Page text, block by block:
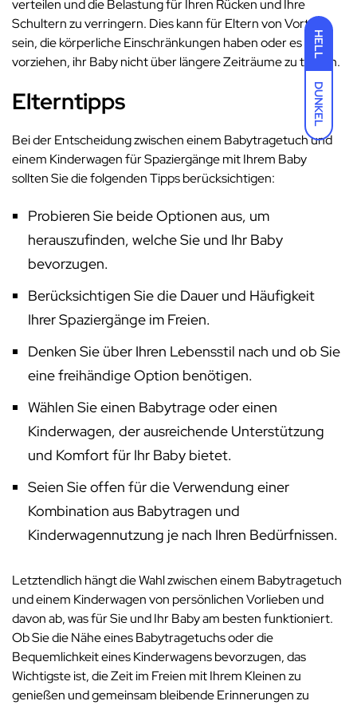
HELL
DUNKEL
verteilen und die Belastung für Ihren Rücken und Ihre
Schultern zu verringern. Dies kann für Eltern von Vorteil
sein, die körperliche Einschränkungen haben oder es
vorziehen, ihr Baby nicht über längere Zeiträume zu tragen.
Elterntipps
Bei der Entscheidung zwischen einem Babytragetuch und
einem Kinderwagen für Spaziergänge mit Ihrem Baby
sollten Sie die folgenden Tipps berücksichtigen:
Probieren Sie beide Optionen aus, um
herauszufinden, welche Sie und Ihr Baby
bevorzugen.
Berücksichtigen Sie die Dauer und Häufigkeit
Ihrer Spaziergänge im Freien.
Denken Sie über Ihren Lebensstil nach und ob Sie
eine freihändige Option benötigen.
Wählen Sie einen Babytrage oder einen
Kinderwagen, der ausreichende Unterstützung
und Komfort für Ihr Baby bietet.
Seien Sie offen für die Verwendung einer
Kombination aus Babytragen und
Kinderwagennutzung je nach Ihren Bedürfnissen.
Letztendlich hängt die Wahl zwischen einem Babytragetuch
und einem Kinderwagen von persönlichen Vorlieben und
davon ab, was für Sie und Ihr Baby am besten funktioniert.
Ob Sie die Nähe eines Babytragetuchs oder die
Bequemlichkeit eines Kinderwagens bevorzugen, das
Wichtigste ist, die Zeit im Freien mit Ihrem Kleinen zu
genießen und gemeinsam bleibende Erinnerungen zu